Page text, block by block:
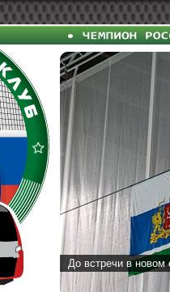
До встречи в новом